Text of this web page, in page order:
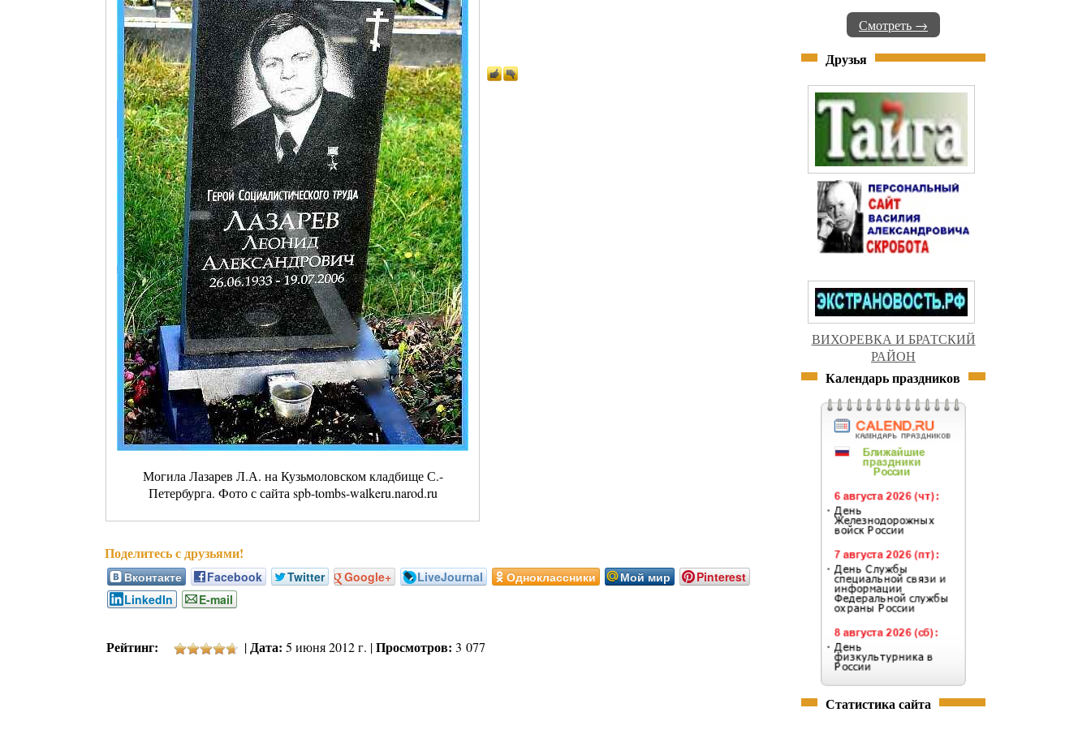
Могила Лазарев Л.А. на Кузьмоловском кладбище С.-
Петербурга. Фото с сайта spb-tombs-walkeru.narod.ru
Вконтакте Facebook Twitter Google+ LiveJournal Одноклассники Мой мир
Pinterest
LinkedIn
E-mail
Рейтинг: |Дата: 5 июня 2012 г. |Просмотров: 3 077
Смотреть →
Друзья
ВИХОРЕВКА И БРАТСКИЙ
РАЙОН
Календарь праздников
Статистика сайта